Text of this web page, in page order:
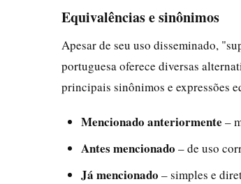
Equivalências e sinônimos
Apesar de seu uso disseminado,
portuguesa oferece diversas
principais sinônimos e expressões
Mencionado anteriormente –
Antes mencionado – de uso
Já mencionado – simples e